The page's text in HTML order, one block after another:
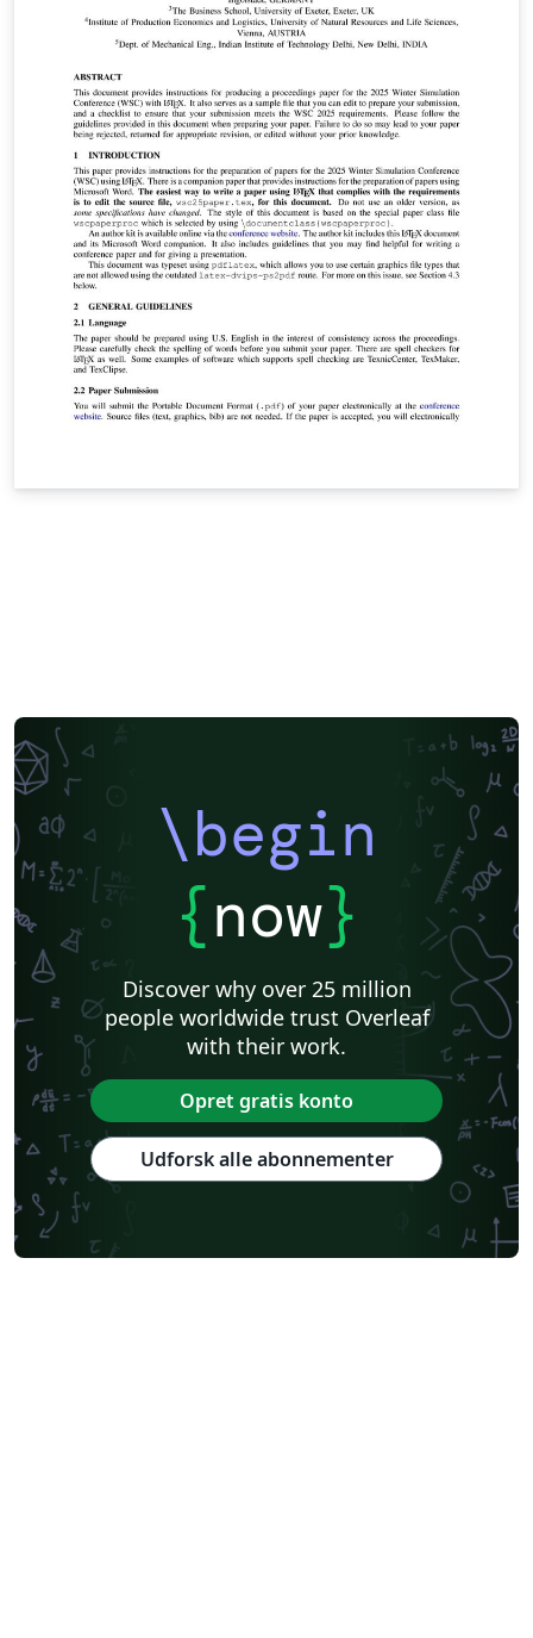
\begin
{now}
Discover why over 25 million
people worldwide trust Overleaf
with their work.
Opret gratis konto
Udforsk alle abonnementer